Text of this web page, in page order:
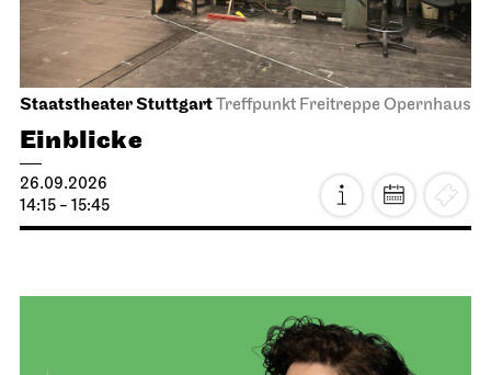
Staatstheater StuttgartTreffpunkt Freitreppe Opernhaus
Einblicke
26.09.2026
14:15 - 15:45